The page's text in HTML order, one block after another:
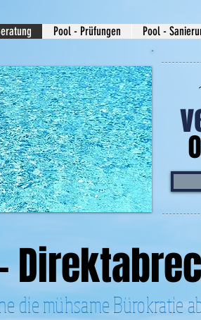
Pool - Prüfungen Pool -
die mühsame Bürokratie